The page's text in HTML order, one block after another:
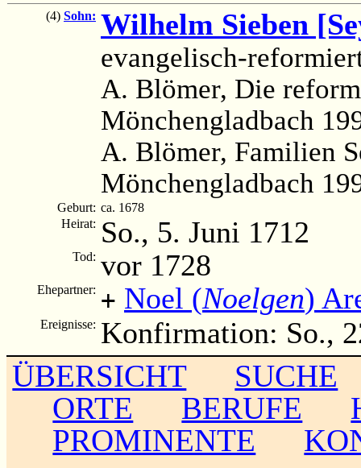
(4) Sohn: Wilhelm Sieben
evangelisch-
A. Blömer, Die
Mönchengladbach
A. Blömer, Familien
Mönchengladbach
Geburt: ca. 1678
Heirat: So., 5. Juni 1712
Tod: vor 1728
Ehepartner: + Noel (Noelgen)
Ereignisse: Konfirmation: So.,
ÜBERSICHT
SUCHE
ORTE
BERUFE
PROMINENTE